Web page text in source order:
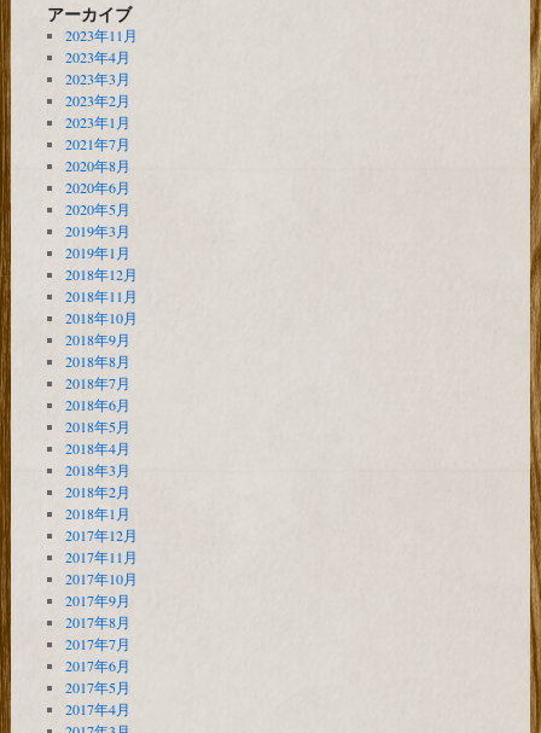
アーカイブ
2023年11月
2023年4月
2023年3月
2023年2月
2023年1月
2021年7月
2020年8月
2020年6月
2020年5月
2019年3月
2019年1月
2018年12月
2018年11月
2018年10月
2018年9月
2018年8月
2018年7月
2018年6月
2018年5月
2018年4月
2018年3月
2018年2月
2018年1月
2017年12月
2017年11月
2017年10月
2017年9月
2017年8月
2017年7月
2017年6月
2017年5月
2017年4月